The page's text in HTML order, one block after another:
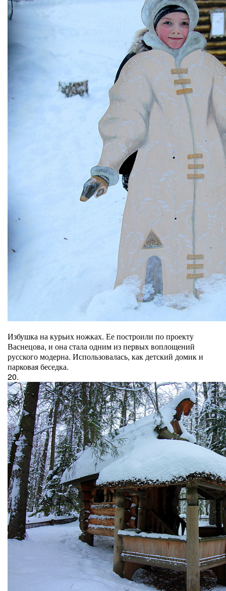
Избушка на курьих ножках. Ее построили по проекту
Васнецова, и она стала одним из первых воплощений
русского модерна. Использовалась, как детский домик и
парковая беседка.
20.